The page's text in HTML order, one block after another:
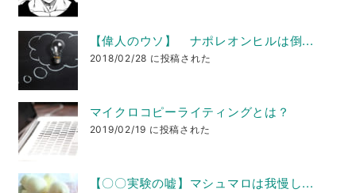
【偉人のウソ】 ナポレオンヒルは倒...
2018/02/28 に投稿された
マイクロコピーライティングとは？
2019/02/19 に投稿された
【〇〇実験の嘘】マシュマロは我慢し...